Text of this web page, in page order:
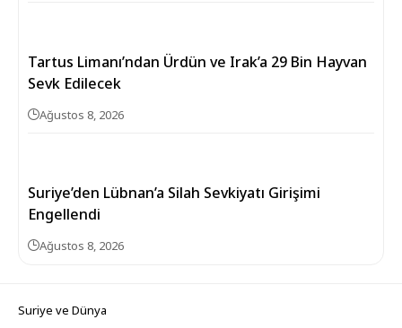
Tartus Limanı’ndan Ürdün ve Irak’a 29 Bin Hayvan
Sevk Edilecek
Ağustos 8, 2026
Suriye’den Lübnan’a Silah Sevkiyatı Girişimi
Engellendi
Ağustos 8, 2026
Suriye ve Dünya